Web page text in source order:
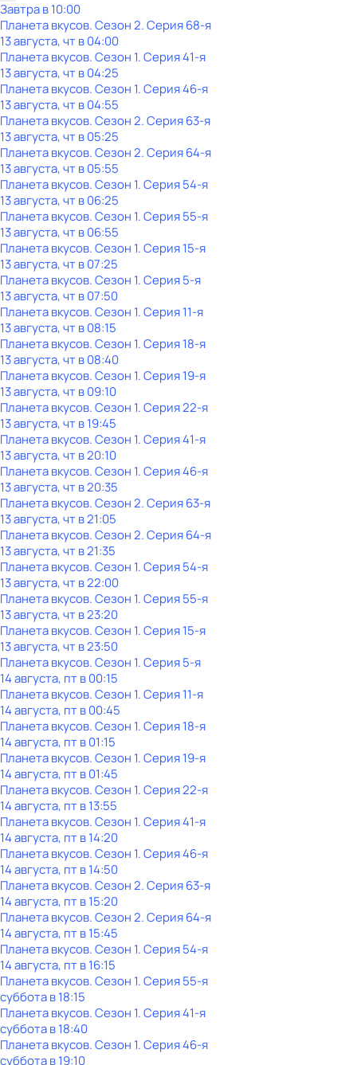
Завтра в 10:00
Планета вкусов. Сезон 2. Серия 68-я
13 августа, чт в 04:00
Планета вкусов. Сезон 1. Серия 41-я
13 августа, чт в 04:25
Планета вкусов. Сезон 1. Серия 46-я
13 августа, чт в 04:55
Планета вкусов. Сезон 2. Серия 63-я
13 августа, чт в 05:25
Планета вкусов. Сезон 2. Серия 64-я
13 августа, чт в 05:55
Планета вкусов. Сезон 1. Серия 54-я
13 августа, чт в 06:25
Планета вкусов. Сезон 1. Серия 55-я
13 августа, чт в 06:55
Планета вкусов. Сезон 1. Серия 15-я
13 августа, чт в 07:25
Планета вкусов. Сезон 1. Серия 5-я
13 августа, чт в 07:50
Планета вкусов. Сезон 1. Серия 11-я
13 августа, чт в 08:15
Планета вкусов. Сезон 1. Серия 18-я
13 августа, чт в 08:40
Планета вкусов. Сезон 1. Серия 19-я
13 августа, чт в 09:10
Планета вкусов. Сезон 1. Серия 22-я
13 августа, чт в 19:45
Планета вкусов. Сезон 1. Серия 41-я
13 августа, чт в 20:10
Планета вкусов. Сезон 1. Серия 46-я
13 августа, чт в 20:35
Планета вкусов. Сезон 2. Серия 63-я
13 августа, чт в 21:05
Планета вкусов. Сезон 2. Серия 64-я
13 августа, чт в 21:35
Планета вкусов. Сезон 1. Серия 54-я
13 августа, чт в 22:00
Планета вкусов. Сезон 1. Серия 55-я
13 августа, чт в 23:20
Планета вкусов. Сезон 1. Серия 15-я
13 августа, чт в 23:50
Планета вкусов. Сезон 1. Серия 5-я
14 августа, пт в 00:15
Планета вкусов. Сезон 1. Серия 11-я
14 августа, пт в 00:45
Планета вкусов. Сезон 1. Серия 18-я
14 августа, пт в 01:15
Планета вкусов. Сезон 1. Серия 19-я
14 августа, пт в 01:45
Планета вкусов. Сезон 1. Серия 22-я
14 августа, пт в 13:55
Планета вкусов. Сезон 1. Серия 41-я
14 августа, пт в 14:20
Планета вкусов. Сезон 1. Серия 46-я
14 августа, пт в 14:50
Планета вкусов. Сезон 2. Серия 63-я
14 августа, пт в 15:20
Планета вкусов. Сезон 2. Серия 64-я
14 августа, пт в 15:45
Планета вкусов. Сезон 1. Серия 54-я
14 августа, пт в 16:15
Планета вкусов. Сезон 1. Серия 55-я
субботав18:15
Планета вкусов. Сезон 1. Серия 41-я
субботав18:40
Планета вкусов. Сезон 1. Серия 46-я
субботав19:10